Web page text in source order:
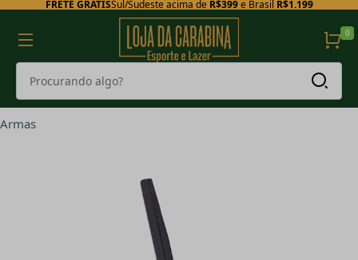
FRETE GRÁTISSul/Sudeste acima de R$399e Brasil R$1.199
0
Armas